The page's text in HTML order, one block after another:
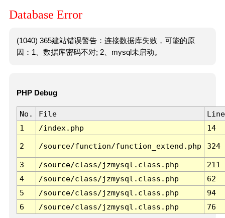
Database Error
(1040) 365建站错误警告：连接数据库失败，可能的原
因：1、数据库密码不对; 2、mysql未启动。
PHP Debug
No. File
Line
1
/index.php 14
2 /source/function/function_extend.php 324
3 /source/class/jzmysql.class.php
211
4
/source/class/jzmysql.class.php
62
5
/source/class/jzmysql.class.php
94
6
/source/class/jzmysql.class.php 76